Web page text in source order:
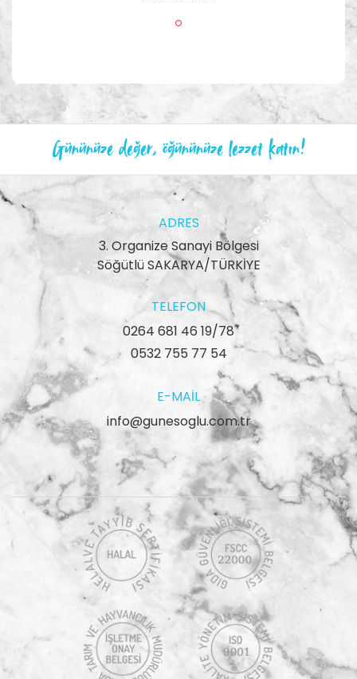
Gününüze değer, öğününüze lezzet katın!
ADRES
3. Organize Sanayi Bölgesi
Söğütlü SAKARYA/TÜRKİYE
TELEFON
0264 681 46 19/78
0532 755 77 54
E-MAIL
info@gunesoglu.com.tr